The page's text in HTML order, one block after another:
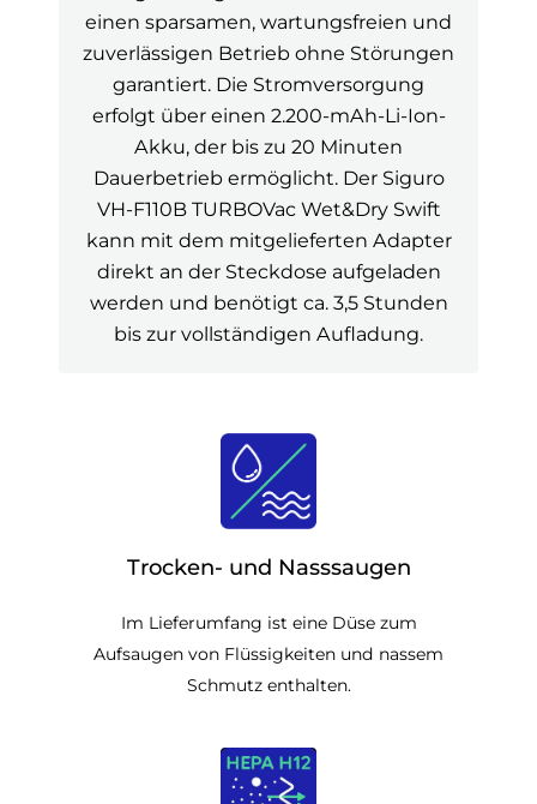
einen sparsamen, wartungsfreien und
zuverlässigen Betrieb ohne Störungen
garantiert. Die Stromversorgung
erfolgt über einen 2.200-mAh-Li-Ion-
Akku, der bis zu 20 Minuten
Dauerbetrieb ermöglicht. Der Siguro
VH-F110B TURBOVac Wet&Dry Swift
kann mit dem mitgelieferten Adapter
direkt an der Steckdose aufgeladen
werden und benötigt ca. 3,5 Stunden
bis zur vollständigen Aufladung.
Trocken- und Nasssaugen
Im Lieferumfang ist eine Düse zum
Aufsaugen von Flüssigkeiten und nassem
Schmutz enthalten.